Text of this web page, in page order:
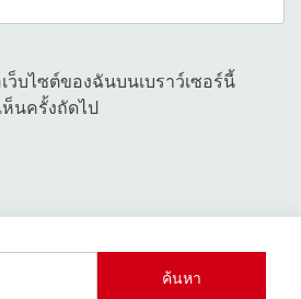
ว็บไซต์ของฉันบนเบราว์เซอร์นี้
นครั้งถัดไป
ค้นหา